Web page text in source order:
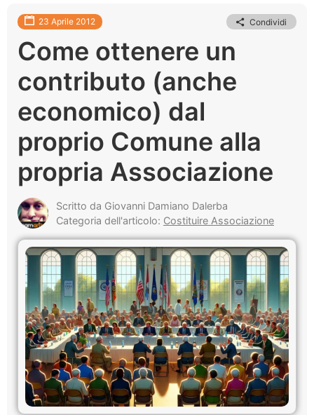
23 Aprile 2012 Condividi
Come ottenere un
contributo (anche
economico) dal
proprio Comune alla
propria Associazione
Scritto da Giovanni Damiano Dalerba
Categoria dell'articolo: Costituire Associazione